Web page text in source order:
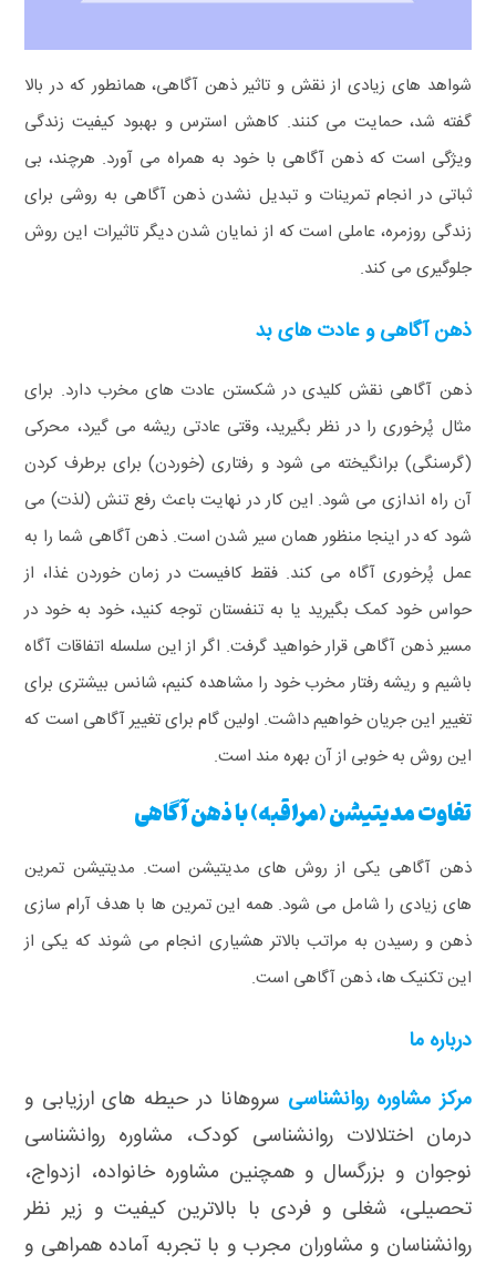
شواهد های زیادی از نقش و تاثیر ذهن‌ آگاهی، همانطور که در بالا
گفته شد، حمایت می کنند. کاهش استرس و بهبود کیفیت زندگی
ویژگی است که ذهن‌ آگاهی با خود به همراه می آورد. هرچند، بی
ثباتی در انجام تمرینات و تبدیل نشدن ذهن‌ آگاهی به روشی برای
زندگی روزمره، عاملی است که از نمایان شدن دیگر تاثیرات این روش
جلوگیری می کند.
ذهن آگاهی و عادت های بد
ذهن‌ آگاهی نقش کلیدی در شکستن عادت های مخرب دارد. برای
مثال پُرخوری را در نظر بگیرید، وقتی عادتی ریشه می گیرد، محرکی
(گرسنگی) برانگیخته می شود و رفتاری (خوردن) برای برطرف کردن
آن راه اندازی می شود. این کار در نهایت باعث رفع تنش (لذت) می
شود که در اینجا منظور همان سیر شدن است. ذهن‌ آگاهی شما را به
عمل پُرخوری آگاه می کند. فقط کافیست در زمان خوردن غذا، از
حواس خود کمک بگیرید یا به تنفستان توجه کنید، خود به خود در
مسیر ذهن‌ آگاهی قرار خواهید گرفت. اگر از این سلسله اتفاقات آگاه
باشیم و ریشه رفتار مخرب خود را مشاهده کنیم، شانس بیشتری برای
تغییر این جریان خواهیم داشت. اولین گام برای تغییر آگاهی است که
این روش به خوبی از آن بهره مند است.
تفاوت مدیتیشن (مراقبه) با ذهن آگاهی
ذهن‌ آگاهی یکی از روش های مدیتیشن است. مدیتیشن تمرین
های زیادی را شامل می شود. همه این تمرین ها با هدف آرام سازی
ذهن و رسیدن به مراتب بالاتر هشیاری انجام می شوند که یکی از
این تکنیک ها، ذهن‌ آگاهی است.
درباره ما
مرکز مشاوره روانشناسی سروهانا در حیطه های ارزیابی و
درمان اختلالات روانشناسی کودک، مشاوره روانشناسی
نوجوان و بزرگسال و همچنین مشاوره خانواده، ازدواج،
تحصیلی، شغلی و فردی با بالاترین کیفیت و زیر نظر
روانشناسان و مشاوران مجرب و با تجربه آماده همراهی و